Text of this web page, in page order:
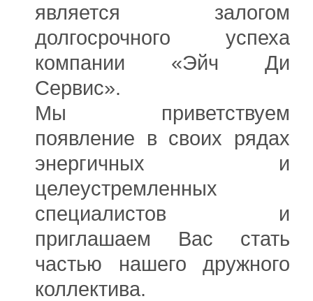
является залогом
долгосрочного успеха
компании «Эйч Ди
Сервис».
Мы приветствуем
появление в своих рядах
энергичных и
целеустремленных
специалистов и
приглашаем Вас стать
частью нашего дружного
коллектива.